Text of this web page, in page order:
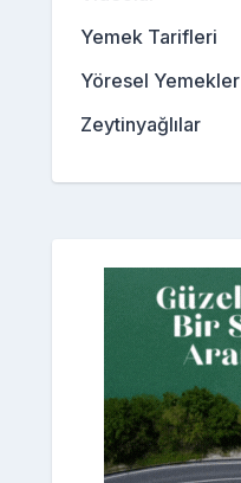
Yemek Tarifleri
Yöresel Yemekler
Zeytinyağlılar